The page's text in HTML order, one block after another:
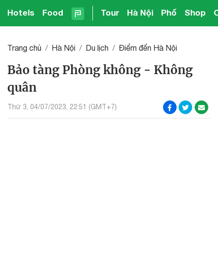
Hotels Food Tour Hà Nội Phố Shop
Trang chủ Hà Nội Du lịch Điểm đến Hà Nội
Bảo tàng Phòng không - Không
quân
Thứ 3, 04/07/2023, 22:51 (GMT+7)